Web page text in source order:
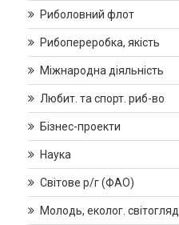
Риболовний флот
Рибопереробка, якість
Міжнародна діяльність
Любит. та спорт. риб-во
Бізнес-проекти
Наука
Світове р/г (ФАО)
Молодь, еколог. світогляд